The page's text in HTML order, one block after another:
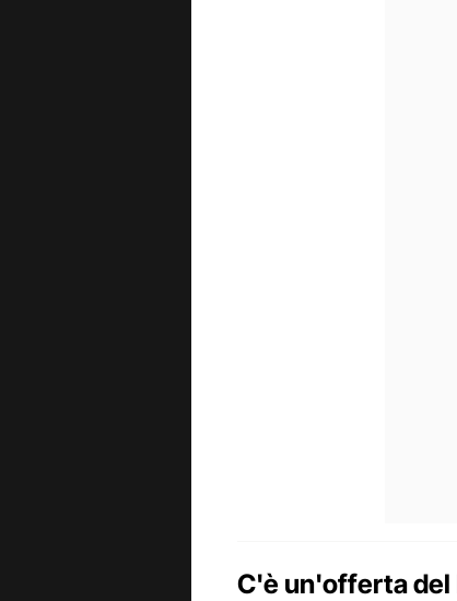
C'è un'offerta del